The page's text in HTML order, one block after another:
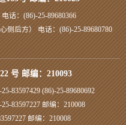
话：(86)-25-89680366
侧后方） 电话：(86)-25-89680780
号 邮编：210093
83597429 (86)-25-89680692
83597227 邮编：210008
邮编：210008